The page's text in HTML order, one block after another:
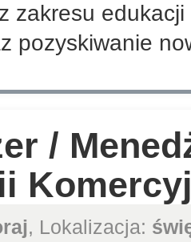
zakresu
pozyskiwanie
/
, Lokalizacja: